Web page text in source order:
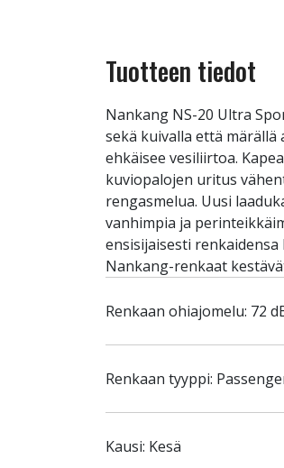
Tuotteen tiedot
Nankang NS-20 Ultra
sekä kuivalla että
ehkäisee vesiliirtoa.
kuviopalojen uritus
rengasmelua. Uusi
vanhimpia ja
ensisijaisesti
Nankang-renkaat
Renkaan ohiajomelu: 72
Renkaan tyyppi:
Kausi: Kesä